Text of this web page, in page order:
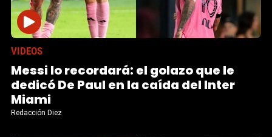
VIDEOS
Messi lo recordará: el golazo que le
dedicó De Paul en la caída del Inter
Miami
Redacción Diez